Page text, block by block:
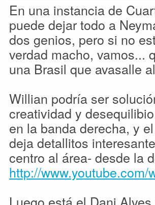
En una instancia de
puede dejar todo a
dos genios, pero si no
verdad macho, vamos...
una Brasil que avasalle
Willian podría ser
creatividad y
en la banda derecha, y
deja detallitos
centro al área- desde la
http://